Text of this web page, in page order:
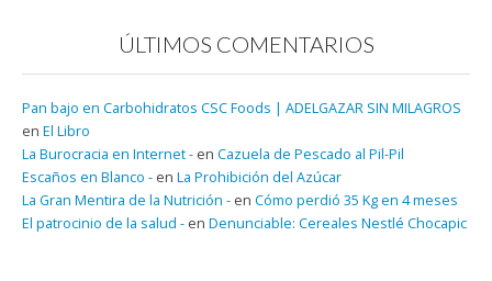
ÚLTIMOS COMENTARIOS
Pan bajo en Carbohidratos CSC Foods | ADELGAZAR SIN MILAGROS
en El Libro
La Burocracia en Internet - en Cazuela de Pescado al Pil-Pil
Escaños en Blanco - en La Prohibición del Azúcar
La Gran Mentira de la Nutrición - en Cómo perdió 35 Kg en 4 meses
El patrocinio de la salud - en Denunciable: Cereales Nestlé Chocapic